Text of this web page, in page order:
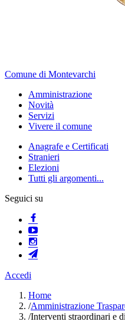
Comune di Montevarchi
Amministrazione
Novità
Servizi
Vivere il comune
Anagrafe e Certificati
Stranieri
Elezioni
Tutti gli argomenti...
Seguici su
Accedi
Home
/Amministrazione
/Interventi straordinari e